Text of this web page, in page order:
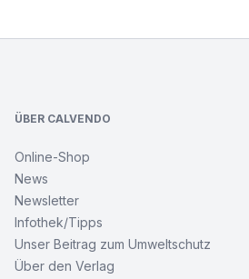
ÜBER CALVENDO
Online-Shop
News
Newsletter
Infothek/Tipps
Unser Beitrag zum Umweltschutz
Über den Verlag